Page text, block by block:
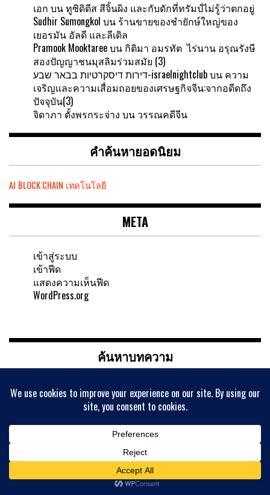
เอก บนทูซิดิดีส สีจิ้นผิง และกับดักที่ทรัมป์ไม่รู้ว่าตกอยู่
Sudhir Sumongkol บน ร้านขายของชำยักษ์ใหญ่ของ
เยอรมัน อัลดี และลีเดิล
Pramook Mooktareeบน กิติมา อมรทัต ไร่นาน อรุณรังษี
สองปัญญาชนมุสลิมร่วมสมัย (3)
דירות דיסקרטיות בבאר שבע-israelnightclubบน ความ
เจริญและความเสื่อมถอยของเศรษฐกิจจีน:จากอดีดถึง
ปัจจุบัน(3)
จิดาภา ตั้งพรกระจ่าง บน วรรณคดีจีน
คำค้นหายอดนิยม
AI BLOCK CHAIN เทคโนโลยี
META
เข้าสู่ระบบ
เข้าฟีด
แสดงความเห็นฟีด
WordPress.org
ค้นหาบทความ
ค้นหา
เลือกหมวดหมู่